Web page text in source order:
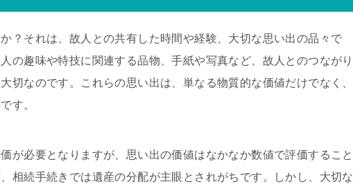
？それは、故人との共有した時間や経験、大切な思い出の品々で
の趣味や特技に関連する品物、手紙や写真など、故人とのつながり
切なのです。これらの思い出は、単なる物質的な価値だけでなく、
す。
が必要となりますが、思い出の価値はなかなか数値で評価すること
相続手続きでは遺産の分配が主眼とされがちです。しかし、大切な